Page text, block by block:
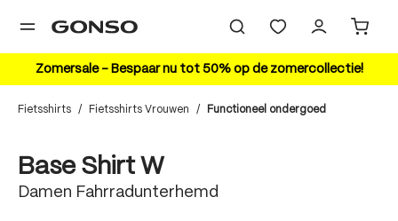
Zomersale – Bespaar nu tot 50% op de zomercollectie!
Fietsshirts / Fietsshirts Vrouwen / Functioneel ondergoed
Base Shirt W
Damen Fahrradunterhemd